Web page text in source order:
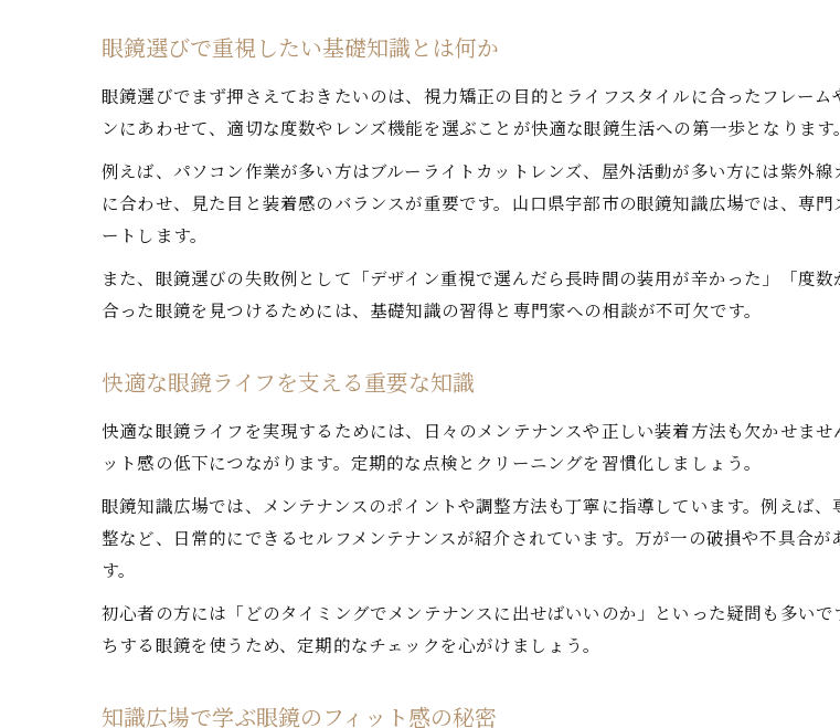
眼鏡選びで重視したい基礎知識とは何か
眼鏡選びでまず押さえておきたいのは、視力矯正の目的とライフスタイルに合ったフレー
ンにあわせて、適切な度数やレンズ機能を選ぶことが快適な眼鏡生活への第一歩となります。
例えば、パソコン作業が多い方はブルーライトカットレンズ、屋外活動が多い方には紫外
に合わせ、見た目と装着感のバランスが重要です。山口県宇部市の眼鏡知識広場では、専
ートします。
また、眼鏡選びの失敗例として「デザイン重視で選んだら長時間の装用が辛かった」「度
合った眼鏡を見つけるためには、基礎知識の習得と専門家への相談が不可欠です。
快適な眼鏡ライフを支える重要な知識
快適な眼鏡ライフを実現するためには、日々のメンテナンスや正しい装着方法も欠かせま
ット感の低下につながります。定期的な点検とクリーニングを習慣化しましょう。
眼鏡知識広場では、メンテナンスのポイントや調整方法も丁寧に指導しています。例えば
整など、日常的にできるセルフメンテナンスが紹介されています。万が一の破損や不具合
す。
初心者の方には「どのタイミングでメンテナンスに出せばいいのか」といった疑問も多い
ちする眼鏡を使うため、定期的なチェックを心がけましょう。
知識広場で学ぶ眼鏡のフィット感の秘密